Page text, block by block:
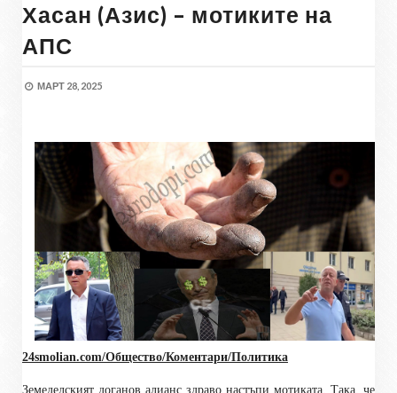
Хасан (Азис) – мотиките на
АПС
МАРТ 28, 2025
24smolian.com/Общество/Коментари/Политика
Земеделският доганов алианс здраво настъпи мотиката. Така, че